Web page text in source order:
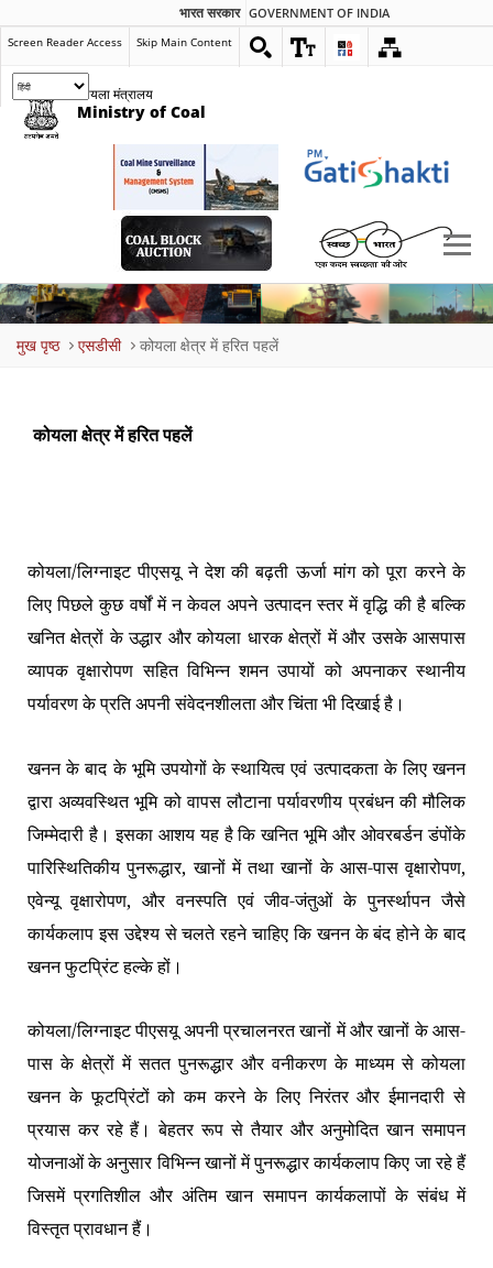
भारत सरकार GOVERNMENT OF INDIA
Screen Reader Access Skip Main Content
कोयला मंत्रालय
Ministry of Coal
मुख पृष्ठ एसडीसी कोयला क्षेत्र में हरित पहलें
कोयला क्षेत्र में हरित पहलें
कोयला/लिग्नाइट पीएसयू ने देश की बढ़ती ऊर्जा मांग को पूरा करने के
लिए पिछले कुछ वर्षों में न केवल अपने उत्पादन स्तर में वृद्धि की है बल्कि
खनित क्षेत्रों के उद्धार और कोयला धारक क्षेत्रों में और उसके आसपास
व्यापक वृक्षारोपण सहित विभिन्न शमन उपायों को अपनाकर स्थानीय
पर्यावरण के प्रति अपनी संवेदनशीलता और चिंता भी दिखाई है।
खनन के बाद के भूमि उपयोगों के स्थायित्व एवं उत्पादकता के लिए खनन
द्वारा अव्यवस्थित भूमि को वापस लौटाना पर्यावरणीय प्रबंधन की मौलिक
जिम्मेदारी है। इसका आशय यह है कि खनित भूमि और ओवरबर्डन डंपोंके
पारिस्थितिकीय पुनरूद्धार, खानों में तथा खानों के आस-पास वृक्षारोपण,
एवेन्यू वृक्षारोपण, और वनस्पति एवं जीव-जंतुओं के पुनर्स्थापन जैसे
कार्यकलाप इस उद्देश्य से चलते रहने चाहिए कि खनन के बंद होने के बाद
खनन फुटप्रिंट हल्के हों।
कोयला/लिग्नाइट पीएसयू अपनी प्रचालनरत खानों में और खानों के आस-
पास के क्षेत्रों में सतत पुनरूद्धार और वनीकरण के माध्यम से कोयला
खनन के फूटप्रिंटों को कम करने के लिए निरंतर और ईमानदारी से
प्रयास कर रहे हैं। बेहतर रूप से तैयार और अनुमोदित खान समापन
योजनाओं के अनुसार विभिन्न खानों में पुनरूद्धार कार्यकलाप किए जा रहे हैं
जिसमें प्रगतिशील और अंतिम खान समापन कार्यकलापों के संबंध में
विस्तृत प्रावधान हैं।